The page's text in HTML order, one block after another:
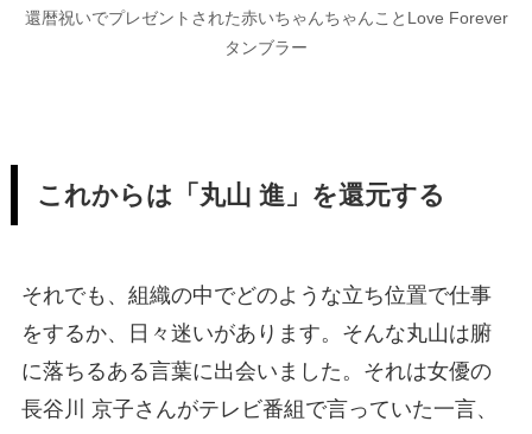
還暦祝いでプレゼントされた赤いちゃんちゃんことLove Forever
タンブラー
これからは「丸山 進」を還元する
それでも、組織の中でどのような立ち位置で仕事
をするか、日々迷いがあります。そんな丸山は腑
に落ちるある言葉に出会いました。それは女優の
長谷川 京子さんがテレビ番組で言っていた一言、